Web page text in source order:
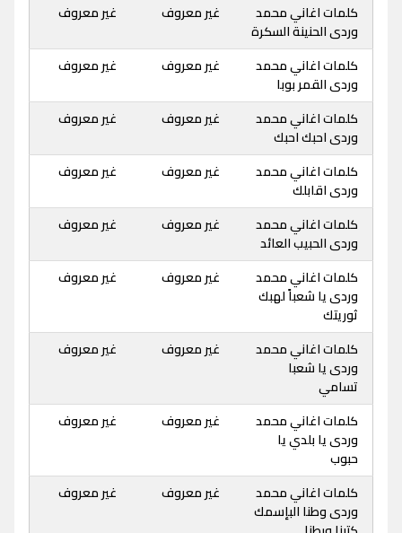
كلمات اغاني محمد
وردى الحنينة السكرة
غير معروف غير معروف
كلمات اغاني محمد
وردى القمر بوبا
غير معروف غير معروف
كلمات اغاني محمد
وردى احبك احبك
غير معروف غير معروف
كلمات اغاني محمد
وردى اقابلك
غير معروف غير معروف
كلمات اغاني محمد
وردى الحبيب العائد
غير معروف غير معروف
كلمات اغاني محمد
وردى يا شعباً لهبك
ثوريتك
غير معروف غير معروف
كلمات اغاني محمد
وردى يا شعبا
تسامي
غير معروف غير معروف
كلمات اغاني محمد
وردى يا بلدي يا
حبوب
غير معروف غير معروف
كلمات اغاني محمد
وردى وطنا البإسمك
غير معروف غير معروف